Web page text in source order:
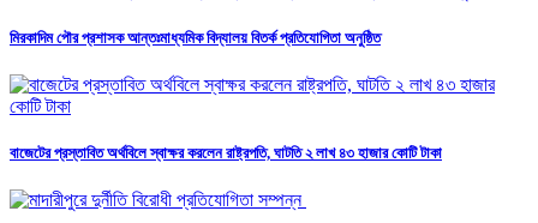
মিরকাদিম পৌর প্রশাসক আন্তঃমাধ্যমিক বিদ্যালয় বিতর্ক প্রতিযোগিতা অনুষ্ঠিত
বাজেটের প্রস্তাবিত অর্থবিলে স্বাক্ষর করলেন রাষ্ট্রপতি, ঘাটতি ২ লাখ ৪৩ হাজার কোটি টাকা